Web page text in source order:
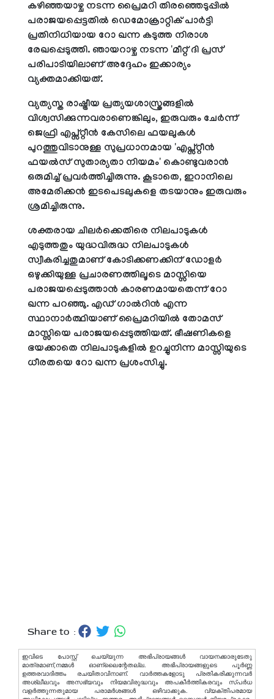
കഴിഞ്ഞയാഴ്ച നടന്ന പ്രൈമറി തിരഞ്ഞെടുപ്പില്‍
പരാജയപ്പെട്ടതില്‍ ഡെമോക്രാറ്റിക് പാര്‍ട്ടി
പ്രതിനിധിയായ റോ ഖന്ന കടുത്ത നിരാശ
രേഖപ്പെടുത്തി. ഞായറാഴ്ച നടന്ന 'മീറ്റ് ദി പ്രസ്'
പരിപാടിയിലാണ് അദ്ദേഹം ഇക്കാര്യം
വ്യക്തമാക്കിയത്.
വ്യത്യസ്ത രാഷ്ട്രീയ പ്രത്യയശാസ്ത്രങ്ങളില്‍
വിശ്വസിക്കുന്നവരാണെങ്കിലും, ഇരുവരും ചേര്‍ന്ന്
ജെഫ്രി എപ്സ്റ്റീന്‍ കേസിലെ ഫയലുകള്‍
പുറത്തുവിടാനുള്ള സുപ്രധാനമായ 'എപ്സ്റ്റീന്‍
ഫയല്‍സ് സുതാര്യതാ നിയമം' കൊണ്ടുവരാന്‍
ഒരുമിച്ച് പ്രവര്‍ത്തിച്ചിരുന്നു. കൂടാതെ, ഇറാനിലെ
അമേരിക്കന്‍ ഇടപെടലുകളെ തടയാനും ഇരുവരും
ശ്രമിച്ചിരുന്നു.
ശക്തരായ ചിലര്‍ക്കെതിരെ നിലപാടുകള്‍
എടുത്തതും യുദ്ധവിരുദ്ധ നിലപാടുകള്‍
സ്വീകരിച്ചതുമാണ് കോടിക്കണക്കിന് ഡോളര്‍
ഒഴുക്കിയുള്ള പ്രചാരണത്തിലൂടെ മാസ്സിയെ
പരാജയപ്പെടുത്താന്‍ കാരണമായതെന്ന് റോ
ഖന്ന പറഞ്ഞു. എഡ് ഗാല്‍റിന്‍ എന്ന
സ്ഥാനാര്‍ത്ഥിയാണ് പ്രൈമറിയില്‍ തോമസ്
മാസ്സിയെ പരാജയപ്പെടുത്തിയത്. ഭീഷണികളെ
ഭയക്കാതെ നിലപാടുകളില്‍ ഉറച്ചുനിന്ന മാസ്സിയുടെ
ധീരതയെ റോ ഖന്ന പ്രശംസിച്ചു.
Share to :
ഇവിടെ പോസ്റ്റ് ചെയ്യുന്ന അഭിപ്രായങ്ങള്‍ വായനക്കാരുടേതു
മാത്രമാണ്,നമ്മൾ ഓണ്ലൈന്റേതല്ല. അഭിപ്രായങ്ങളുടെ പൂർണ്ണ
ഉത്തരവാദിത്തം രചയിതാവിനാണ്. വാര്‍ത്തകളോടു പ്രതികരിക്കുന്നവര്‍
അശ്ലീലവും അസഭ്യവും നിയമവിരുദ്ധവും അപകീര്‍ത്തികരവും സ്പര്‍ധ
വളര്‍ത്തുന്നതുമായ പരാമര്‍ശങ്ങള്‍ ഒഴിവാക്കുക. വ്യക്തിപരമായ